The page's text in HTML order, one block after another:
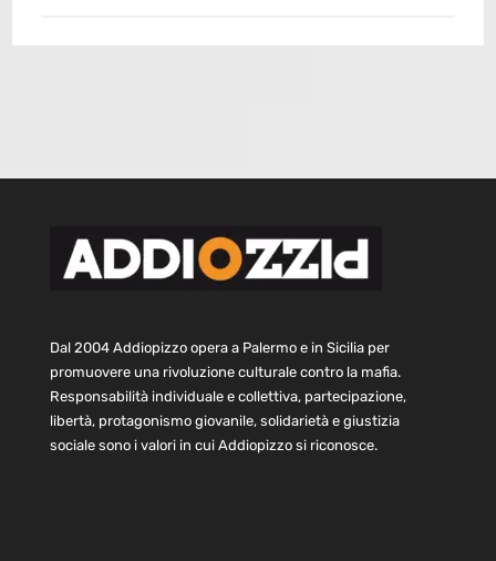
Dal 2004 Addiopizzo opera a Palermo e in Sicilia per
promuovere una rivoluzione culturale contro la mafia.
Responsabilità individuale e collettiva, partecipazione,
libertà, protagonismo giovanile, solidarietà e giustizia
sociale sono i valori in cui Addiopizzo si riconosce.